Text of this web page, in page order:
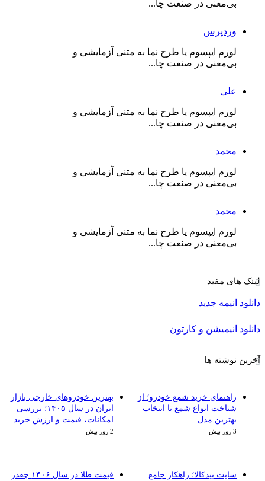
بی‌معنی در صنعت چا...
وردپرس
لورم ایپسوم یا طرح‌ نما به متنی آزمایشی و
بی‌معنی در صنعت چا...
علی
لورم ایپسوم یا طرح‌ نما به متنی آزمایشی و
بی‌معنی در صنعت چا...
محمد
لورم ایپسوم یا طرح‌ نما به متنی آزمایشی و
بی‌معنی در صنعت چا...
محمد
لورم ایپسوم یا طرح‌ نما به متنی آزمایشی و
بی‌معنی در صنعت چا...
لینک های مفید
دانلود انیمه جدید
دانلود انیمیشن و کارتون
آخرین نوشته ها
بهترین خودروهای خارجی بازار
ایران در سال ۱۴۰۵؛ بررسی
امکانات، قیمت و ارزش خرید
2 روز پیش
راهنمای خرید شمع خودرو؛ از
شناخت انواع شمع تا انتخاب
بهترین مدل
3 روز پیش
قیمت طلا در سال ۱۴۰۶ چقدر
سایت بیدکالا؛ راهکار جامع